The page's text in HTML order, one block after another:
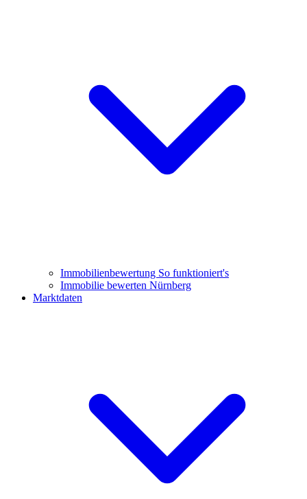
Immobilienbewertung So funktioniert's
Immobilie bewerten Nürnberg
Marktdaten